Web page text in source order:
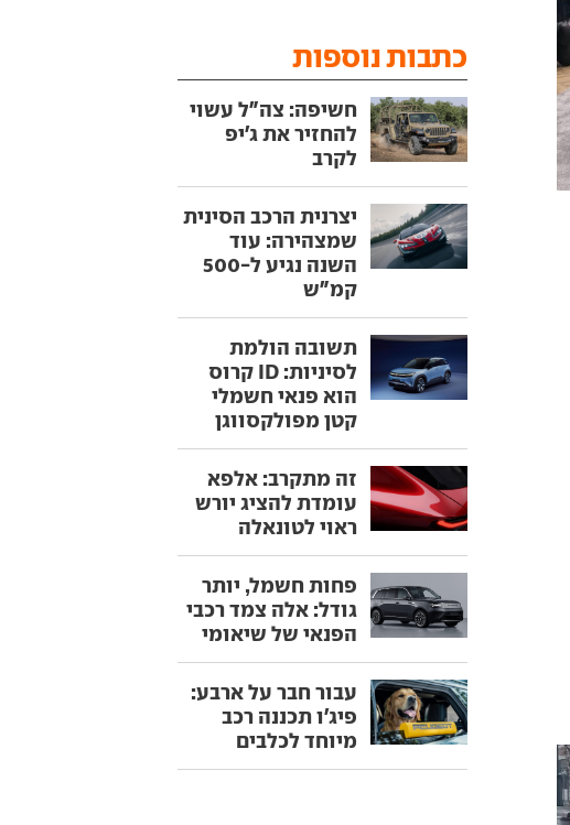
כתבות נוספות
חשיפה: צה"ל עשוי
להחזיר את ג'יפ
לקרב
יצרנית הרכב הסינית
שמצהירה: עוד
השנה נגיע ל-500
קמ"ש
תשובה הולמת
לסיניות: ID קרוס
הוא פנאי חשמלי
קטן מפולקסווגן
זה מתקרב: אלפא
עומדת להציג יורש
ראוי לטונאלה
פחות חשמל, יותר
גודל: אלה צמד רכבי
הפנאי של שיאומי
עבור חבר על ארבע:
פיג'ו תכננה רכב
מיוחד לכלבים